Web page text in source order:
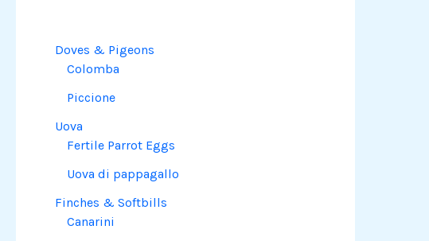
Doves & Pigeons
Colomba
Piccione
Uova
Fertile Parrot Eggs
Uova di pappagallo
Finches & Softbills
Canarini